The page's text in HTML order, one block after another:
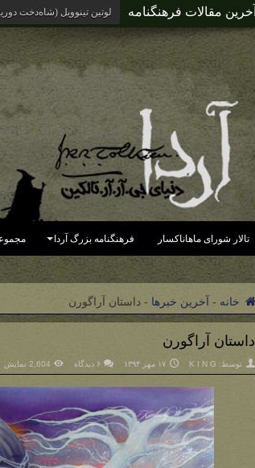
آخرین مقالات فرهنگنامه آردای گزند دیده (جهان
تالار شورای ماهاناکسار فرهنگنامه بزرگ آردا
خانه - آخرین خبرها - داستان آراگورن
داستان آراگورن
توسط: K I N G ۱۷ مهر ۱۳۹۴ ۶ دیدگاه 2,604 نمایش